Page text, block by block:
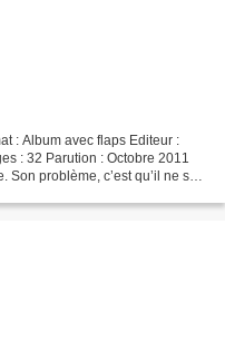
: Album avec flaps Editeur :
: 32 Parution : Octobre 2011
problème, c’est qu’il ne sait